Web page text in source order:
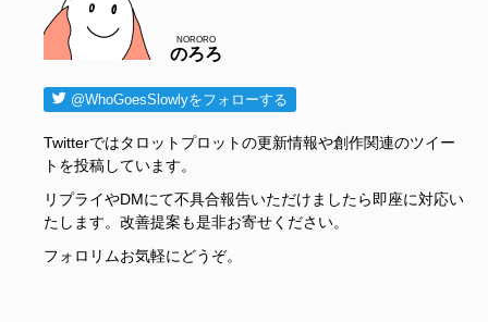
のろろ
NORORO
@WhoGoesSlowlyをフォローする
Twitterではタロットプロットの更新情報や創作関連のツイー
トを投稿しています。
リプライやDMにて不具合報告いただけましたら即座に対応い
たします。改善提案も是非お寄せください。
フォロリムお気軽にどうぞ。